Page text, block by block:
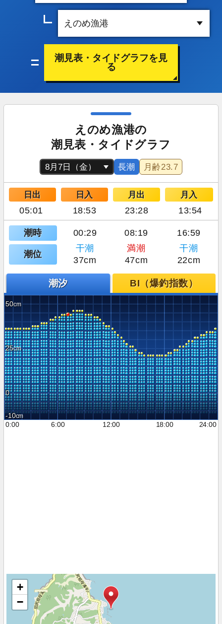
潮見表・タイドグラフを見
る
えのめ漁港の
潮見表・タイドグラフ
長潮 月齢23.7
日出 日入 月出 月入
05:01 18:53 23:28 13:54
潮時 00:29 08:19 16:59
潮位
干潮 満潮
干潮
37cm
47cm 22cm
潮汐 BI（爆釣指数）
50
25
0
-10
0:00
6:00 12:00 18:00 24:00
+
−